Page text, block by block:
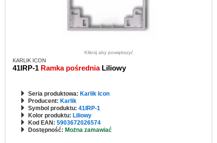
Kliknij aby powiększyć
KARLIK ICON
41IRP-1 Ramka pośrednia Liliowy
Seria produktowa: Karlik Icon
Producent: Karlik
Symbol produktu: 41IRP-1
Kolor produktu: Liliowy
Kod EAN: 5903672026574
Dostępność: Można zamawiać